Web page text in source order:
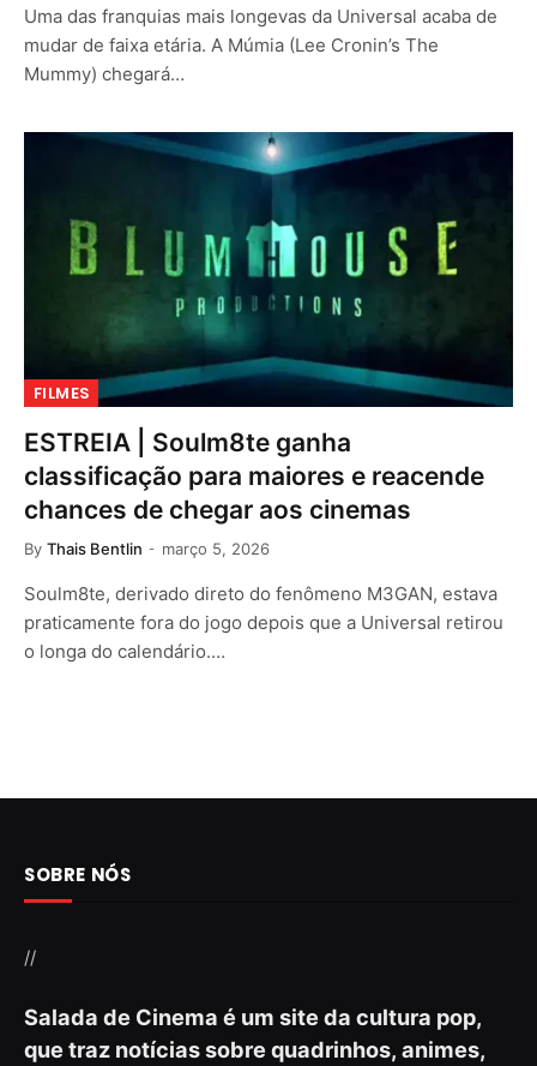
Uma das franquias mais longevas da Universal acaba de
mudar de faixa etária. A Múmia (Lee Cronin’s The
Mummy) chegará…
FILMES
ESTREIA | Soulm8te ganha
classificação para maiores e reacende
chances de chegar aos cinemas
By Thais Bentlin março 5, 2026
Soulm8te, derivado direto do fenômeno M3GAN, estava
praticamente fora do jogo depois que a Universal retirou
o longa do calendário.…
SOBRE NÓS
//
Salada de Cinema é um site da cultura pop,
que traz notícias sobre quadrinhos, animes,